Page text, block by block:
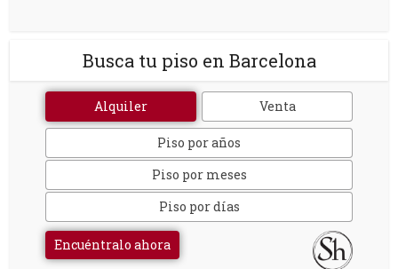
Busca tu piso en Barcelona
Alquiler Venta
Piso por años
Piso por meses
Piso por días
Encuéntralo ahora